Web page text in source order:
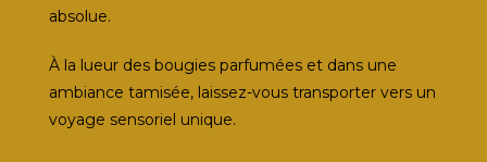
absolue.
À la lueur des bougies parfumées et dans une
ambiance tamisée, laissez-vous transporter vers un
voyage sensoriel unique.